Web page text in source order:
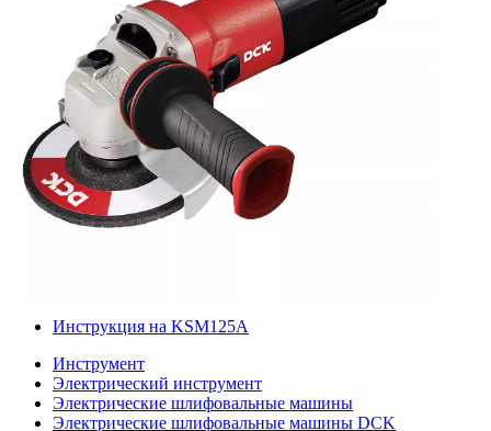
Инструкция на KSM125A
Инструмент
Электрический инструмент
Электрические шлифовальные машины
Электрические шлифовальные машины DCK